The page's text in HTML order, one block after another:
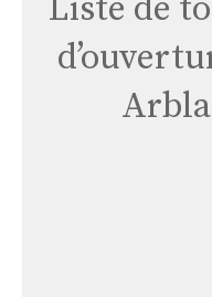
Liste de